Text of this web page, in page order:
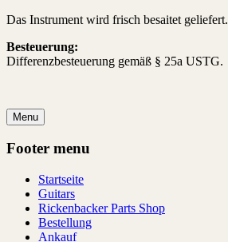
Das Instrument wird frisch besaitet geliefert.
Besteuerung:
Differenzbesteuerung gemäß § 25a USTG.
Menu
Footer menu
Startseite
Guitars
Rickenbacker Parts Shop
Bestellung
Ankauf